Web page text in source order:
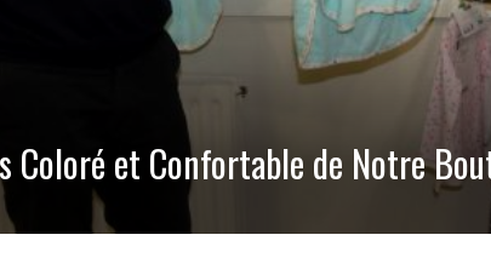
Coloré et Confortable de Notre